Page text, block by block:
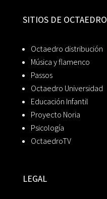
SITIOS DE OCTAEDRO
Octaedro distribución
Música y flamenco
Passos
Octaedro Universidad
Educación Infantil
Proyecto Noria
Psicología
OctaedroTV
LEGAL